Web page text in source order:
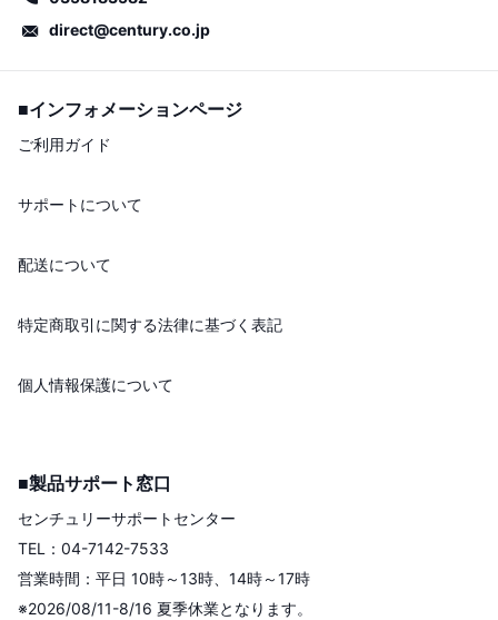
direct@century.co.jp
■インフォメーションページ
ご利用ガイド
サポートについて
配送について
特定商取引に関する法律に基づく表記
個人情報保護について
■製品サポート窓口
センチュリーサポートセンター
TEL：04-7142-7533
営業時間：平日 10時～13時、14時～17時
※2026/08/11-8/16 夏季休業となります。